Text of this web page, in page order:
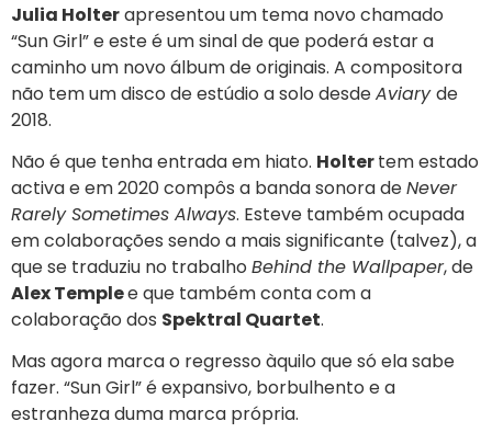
Julia Holterapresentou um tema novo chamado
“Sun Girl” e este é um sinal de que poderá estar a
caminho um novo álbum de originais. A compositora
não tem um disco de estúdio a solo desdeAviaryde
2018.
Não é que tenha entrada em hiato. Holtertem estado
activa e em 2020 compôs a banda sonora deNever
Rarely Sometimes Always. Esteve também ocupada
em colaborações sendo a mais significante (talvez), a
que se traduziu no trabalho Behind the Wallpaper, de
Alex Templee que também conta com a
colaboração dos Spektral Quartet.
Mas agora marca o regresso àquilo que só ela sabe
fazer. “Sun Girl” é expansivo, borbulhento e a
estranheza duma marca própria.